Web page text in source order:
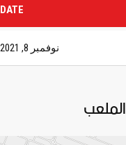
DATE
نوفمبر 8, 2021
الملعب